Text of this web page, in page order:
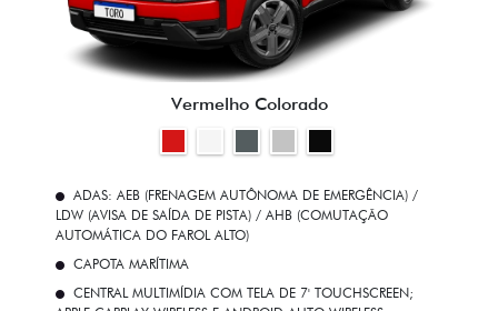
Vermelho Colorado
ADAS: AEB (FRENAGEM AUTÔNOMA DE EMERGÊNCIA) /
LDW (AVISA DE SAÍDA DE PISTA) / AHB (COMUTAÇÃO
AUTOMÁTICA DO FAROL ALTO)
CAPOTA MARÍTIMA
CENTRAL MULTIMÍDIA COM TELA DE 7' TOUCHSCREEN;